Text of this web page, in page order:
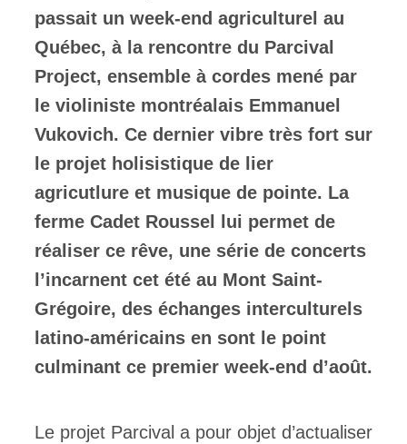
passait un week-end agriculturel au
Québec, à la rencontre du Parcival
Project, ensemble à cordes mené par
le violiniste montréalais Emmanuel
Vukovich. Ce dernier vibre très fort sur
le projet holisistique de lier
agricutlure et musique de pointe. La
ferme Cadet Roussel lui permet de
réaliser ce rêve, une série de concerts
l’incarnent cet été au Mont Saint-
Grégoire, des échanges interculturels
latino-américains en sont le point
culminant ce premier week-end d’août.
Le projet Parcival a pour objet d’actualiser